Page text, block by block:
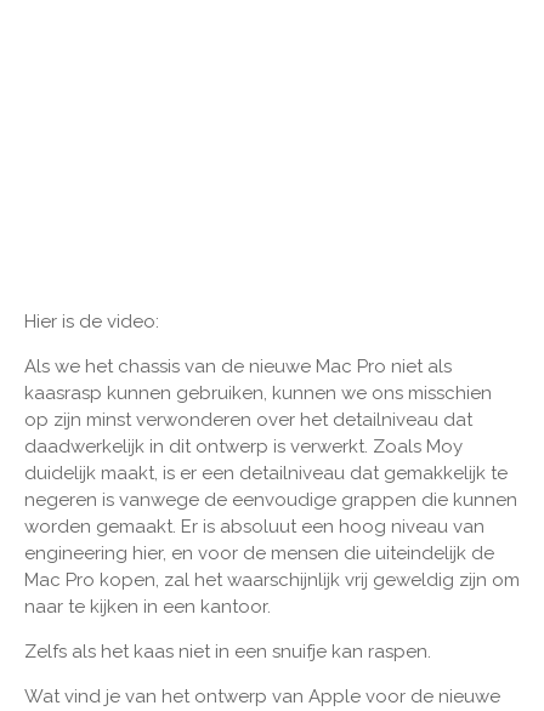
Hier is de video:
Als we het chassis van de nieuwe Mac Pro niet als
kaasrasp kunnen gebruiken, kunnen we ons misschien
op zijn minst verwonderen over het detailniveau dat
daadwerkelijk in dit ontwerp is verwerkt. Zoals Moy
duidelijk maakt, is er een detailniveau dat gemakkelijk te
negeren is vanwege de eenvoudige grappen die kunnen
worden gemaakt. Er is absoluut een hoog niveau van
engineering hier, en voor de mensen die uiteindelijk de
Mac Pro kopen, zal het waarschijnlijk vrij geweldig zijn om
naar te kijken in een kantoor.
Zelfs als het kaas niet in een snuifje kan raspen.
Wat vind je van het ontwerp van Apple voor de nieuwe